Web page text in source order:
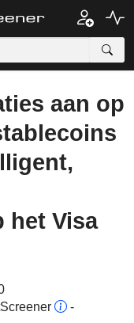
aan op
het Visa
-